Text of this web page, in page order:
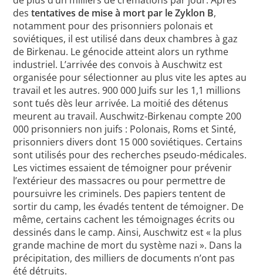
destentatives de mise à mort par le Zyklon B,
notamment pour des prisonniers polonais et
soviétiques, il est utilisé dans deux chambres à gaz
de Birkenau. Le génocide atteint alors un rythme
industriel. L’arrivée des convois à Auschwitz est
organisée pour sélectionner au plus vite les aptes au
travail et les autres. 900 000 Juifs sur les 1,1 millions
sont tués dès leur arrivée. La moitié des détenus
meurent au travail. Auschwitz-Birkenau compte 200
000 prisonniers non juifs : Polonais, Roms et Sinté,
prisonniers divers dont 15 000 soviétiques. Certains
sont utilisés pour des recherches pseudo-médicales.
Les victimes essaient de témoigner pour prévenir
l’extérieur des massacres ou pour permettre de
poursuivre les criminels. Des papiers tentent de
sortir du camp, les évadés tentent de témoigner. De
même, certains cachent les témoignages écrits ou
dessinés dans le camp. Ainsi, Auschwitz est « la plus
grande machine de mort du système nazi ». Dans la
précipitation, des milliers de documents n’ont pas
été détruits.